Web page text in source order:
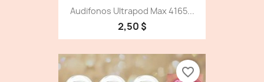
Audifonos Ultrapod Max 4165...
2,50 $
favorite_border